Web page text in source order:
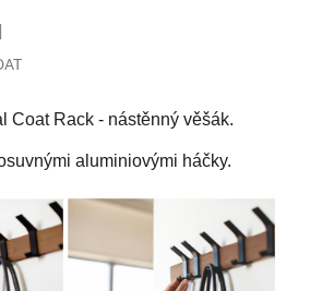
Coat Rack - nástěnný věšák.
aluminiovými háčky.